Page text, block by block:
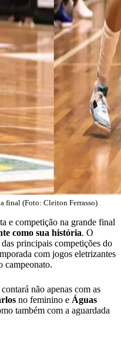
final (Foto: Cleiton Ferrasso)
e competição na grande final
como sua história. O
principais competições do
com jogos eletrizantes
campeonato.
não apenas com as
no feminino e Águas
também com a aguardada